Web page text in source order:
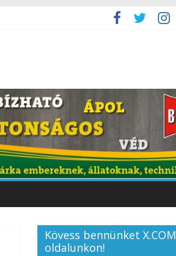
Kövess bennünket X.COM
oldalunkon!